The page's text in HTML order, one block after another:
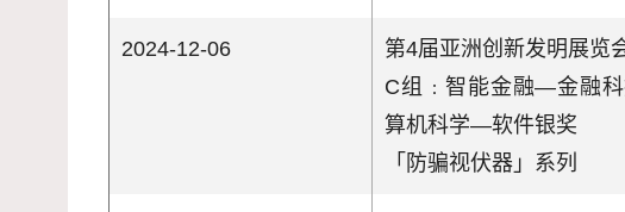
2024-12-06
第4届亚洲创新发明展览
C组﹕智能金融—金融
算机科学—软件银奖
「防骗视伏器」系列